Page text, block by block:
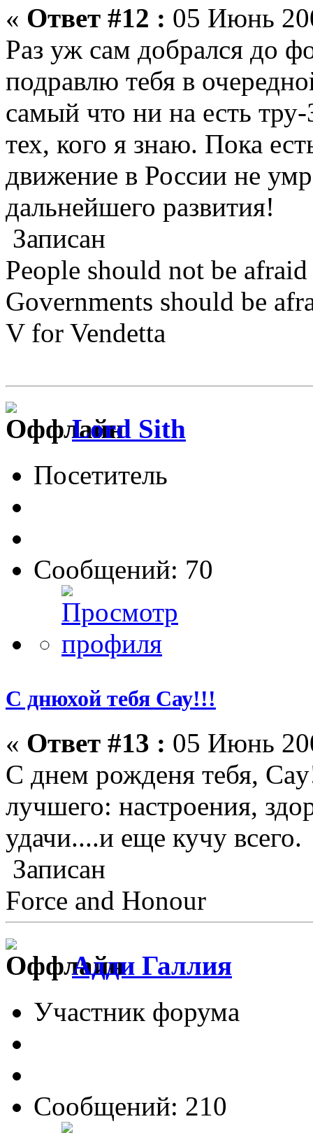
« Ответ #12 : 05 Июнь
Раз уж сам добрался до
подравлю тебя в
самый что ни на есть
тех, кого я знаю. Пока
движение в России не
дальнейшего развития!
Записан
People should not be
Governments should be
V for Vendetta
Lord Sith
Посетитель
Сообщений: 70
С днюхой тебя Сау!!!
« Ответ #13 : 05 Июнь
С днем рожденя тебя,
лучшего: настроения,
удачи....и еще кучу всего.
Записан
Force and Honour
Адди Галлия
Участник форума
Сообщений: 210